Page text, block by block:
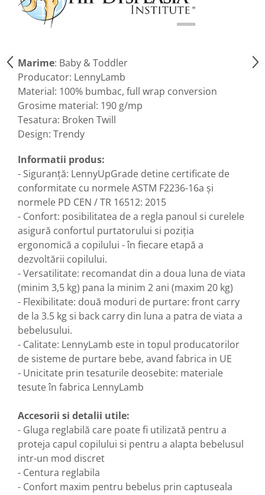
Marime: Baby & Toddler
Producator: LennyLamb
Material: 100% bumbac, full wrap conversion
Grosime material: 190 g/mp
Tesatura: Broken Twill
Design: Trendy
Informatii produs:
- Siguranță: LennyUpGrade detine certificate de
conformitate cu normele ASTM F2236-16a și
normele PD CEN / TR 16512: 2015
- Confort: posibilitatea de a regla panoul si curelele
asigură confortul purtatorului si poziția
ergonomică a copilului - în fiecare etapă a
dezvoltării copilului.
- Versatilitate: recomandat din a doua luna de viata
(minim 3,5 kg) pana la minim 2 ani (maxim 20 kg)
- Flexibilitate: două moduri de purtare: front carry
de la 3.5 kg si back carry din luna a patra de viata a
bebelusului.
- Calitate: LennyLamb este in topul producatorilor
de sisteme de purtare bebe, avand fabrica in UE
- Unicitate prin tesaturile deosebite: materiale
tesute în fabrica LennyLamb
Accesorii si detalii utile:
- Gluga reglabilă care poate fi utilizată pentru a
proteja capul copilului si pentru a alapta bebelusul
intr-un mod discret
- Centura reglabila
- Confort maxim pentru bebelus prin captuseala